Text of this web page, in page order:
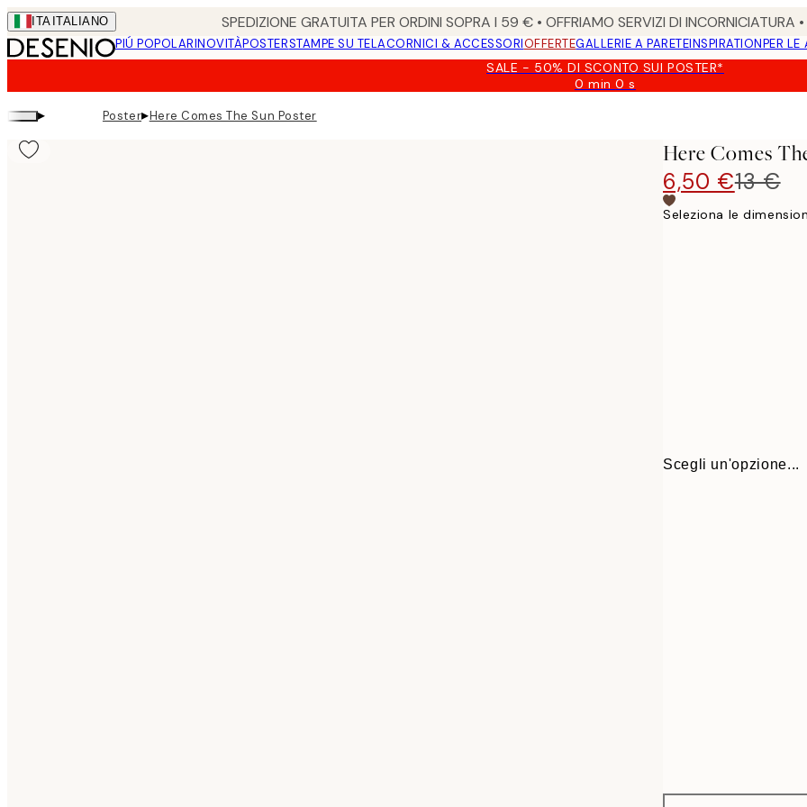
Skip
to
main
ITA ITALIANO SPEDIZIONE GRATUITA PER ORDINI SOPRA I 59 € • OFFRIAMO SERVIZI DI
PIÚ POPOLARINOVITÀPOSTERSTAMPE SU TELACORNICI & ACCESSORIOFFERTEGALLERIE A PARETEINSPIRATIONPER LE
SALE - 50% DI SCONTO SUI POSTER*
0 min0 s
Valido
▸ Poster▸Here Comes The Sun Poster
Here Comes
6,50 €13 €
Seleziona le
Scegli un'opzione...